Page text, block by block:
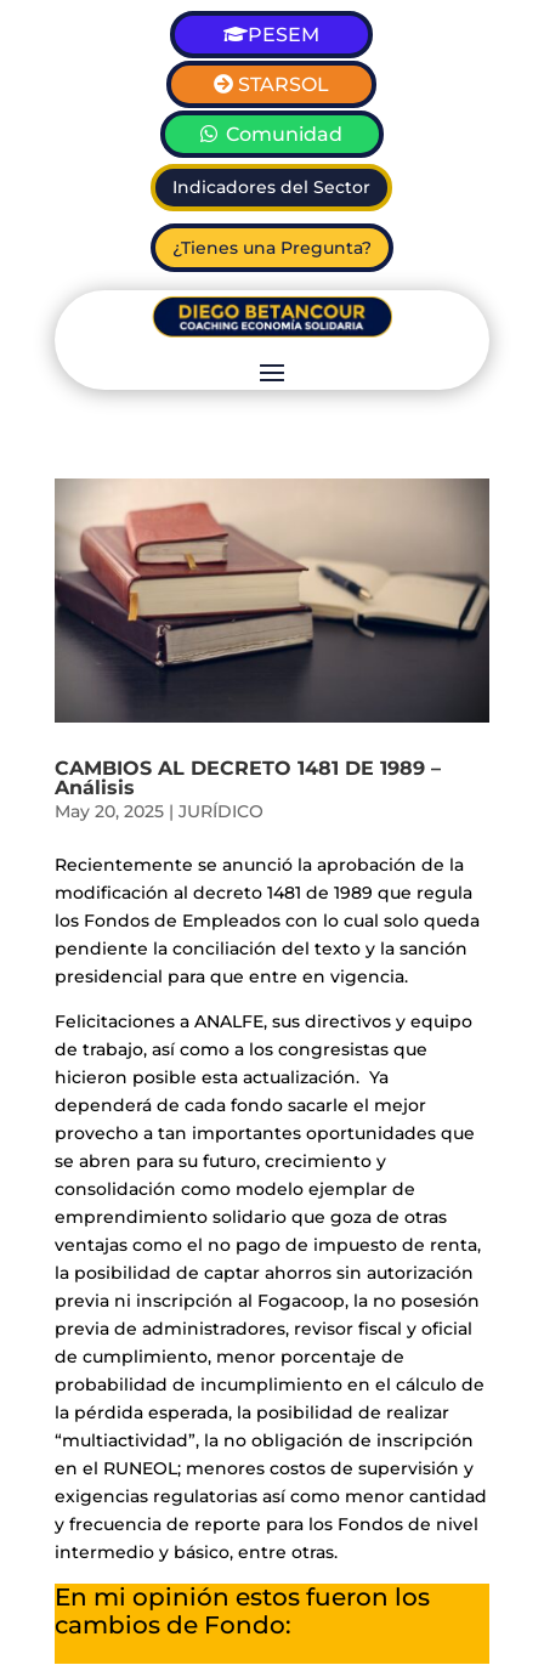
PESEM
STARSOL
Comunidad
Indicadores del Sector
¿Tienes una Pregunta?
CAMBIOS AL DECRETO 1481 DE 1989 –
Análisis
May 20, 2025| JURÍDICO
Recientemente se anunció la aprobación de la
modificación al decreto 1481 de 1989 que regula
los Fondos de Empleados con lo cual solo queda
pendiente la conciliación del texto y la sanción
presidencial para que entre en vigencia.
Felicitaciones a ANALFE, sus directivos y equipo
de trabajo, así como a los congresistas que
hicieron posible esta actualización. Ya
dependerá de cada fondo sacarle el mejor
provecho a tan importantes oportunidades que
se abren para su futuro, crecimiento y
consolidación como modelo ejemplar de
emprendimiento solidario que goza de otras
ventajas como el no pago de impuesto de renta,
la posibilidad de captar ahorros sin autorización
previa ni inscripción al Fogacoop, la no posesión
previa de administradores, revisor fiscal y oficial
de cumplimiento, menor porcentaje de
probabilidad de incumplimiento en el cálculo de
la pérdida esperada, la posibilidad de realizar
“multiactividad”, la no obligación de inscripción
en el RUNEOL; menores costos de supervisión y
exigencias regulatorias así como menor cantidad
y frecuencia de reporte para los Fondos de nivel
intermedio y básico, entre otras.
En mi opinión estos fueron los
cambios de Fondo: